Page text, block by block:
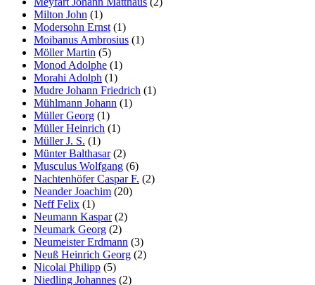
Milton John (1)
Modersohn Ernst (1)
Moibanus Ambrosius (1)
Möller Martin (5)
Monod Adolphe (1)
Morahi Adolph (1)
Mudre Johann Friedrich (1)
Mühlmann Johann (1)
Müller Georg (1)
Müller Heinrich (1)
Müller J. S. (1)
Münter Balthasar(2)
Musculus Wolfgang (6)
Nachtenhöfer Caspar F. (2)
Neander Joachim (20)
Neff Felix (1)
Neumann Kaspar(2)
Neumark Georg (2)
Neumeister Erdmann (3)
Neuß Heinrich Georg (2)
Nicolai Philipp (5)
Niedling Johannes (2)